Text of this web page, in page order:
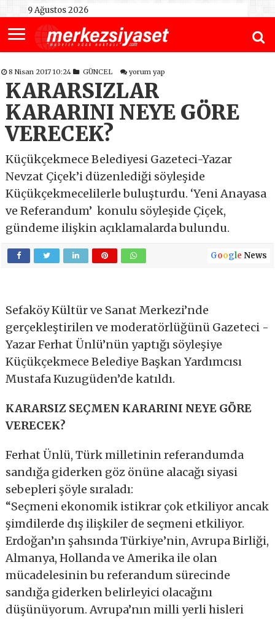
9 Ağustos 2026
8 Nisan 2017 10:24 GÜNCEL yorum yap
KARARSIZLAR
KARARINI NEYE GÖRE
VERECEK?
Küçükçekmece Belediyesi Gazeteci-Yazar
Nevzat Çiçek’i düzenlediği söyleşide
Küçükçekmecelilerle buluşturdu. ‘Yeni Anayasa
ve Referandum’ konulu söyleşide Çiçek,
gündeme ilişkin açıklamalarda bulundu.
Google News
Sefaköy Kültür ve Sanat Merkezi’nde
gerçekleştirilen ve moderatörlüğünü Gazeteci -
Yazar Ferhat Ünlü’nün yaptığı söyleşiye
Küçükçekmece Belediye Başkan Yardımcısı
Mustafa Kuzugüden’de katıldı.
KARARSIZ SEÇMEN KARARINI NEYE GÖRE
VERECEK?
Ferhat Ünlü, Türk milletinin referandumda
sandığa giderken göz önüne alacağı siyasi
sebepleri şöyle sıraladı:
“Seçmeni ekonomik istikrar çok etkiliyor ancak
şimdilerde dış ilişkiler de seçmeni etkiliyor.
Erdoğan’ın şahsında Türkiye’nin, Avrupa Birliği,
Almanya, Hollanda ve Amerika ile olan
mücadelesinin bu referandum sürecinde
sandığa giderken belirleyici olacağını
düşünüyorum. Avrupa’nın milli yerli hisleri